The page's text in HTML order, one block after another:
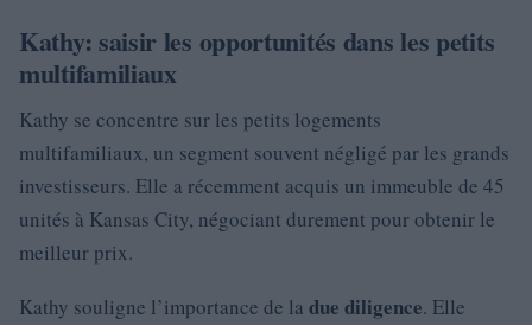
Kathy: saisir les opportunités dans les petits
multifamiliaux
Kathy se concentre sur les petits logements
multifamiliaux, un segment souvent négligé par les grands
investisseurs. Elle a récemment acquis un immeuble de 45
unités à Kansas City, négociant durement pour obtenir le
meilleur prix.
Kathy souligne l’importance de la due diligence. Elle